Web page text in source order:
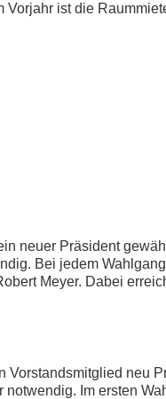
ist die
neuer Präsident
Bei jedem
Meyer. Dabei
neu
Im ersten